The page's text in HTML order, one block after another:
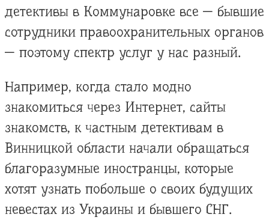
детективы в Коммунаровке все — бывшие
сотрудники правоохранительных органов
— поэтому спектр услуг у нас разный.
Например, когда стало модно
знакомиться через Интернет, сайты
знакомств, к частным детективам в
Винницкой области начали обращаться
благоразумные иностранцы, которые
хотят узнать побольше о своих будущих
невестах из Украины и бывшего СНГ.